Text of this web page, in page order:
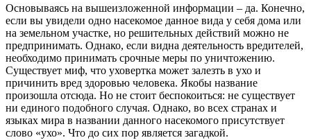
Основываясь на вышеизложенной информации – да. Конечно,
если вы увидели одно насекомое данное вида у себя дома или
на земельном участке, но решительных действий можно не
предпринимать. Однако, если видна деятельность вредителей,
необходимо принимать срочные меры по уничтожению.
Существует миф, что уховертка может залезть в ухо и
причинить вред здоровью человека. Якобы название
произошла отсюда. Но не стоит беспокоиться: не существует
ни единого подобного случая. Однако, во всех странах и
языках мира в названии данного насекомого присутствует
слово «ухо». Что до сих пор является загадкой.